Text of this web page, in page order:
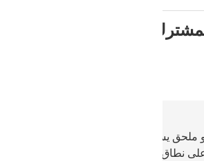
ملحق يستخدم في صناعة طاقة الرياح.
نطاق واسع في طاقة الرياح ، ولدينا